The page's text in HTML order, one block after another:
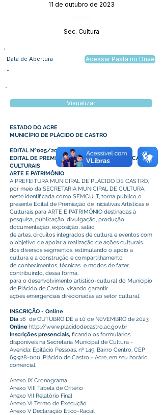
11 de outubro de 2023
Sec. Cultura
Data de Abertura
-
Acessar Pasta no Drive
Visualizar
ESTADO DO ACRE
MUNICÍPIO DE PLÁCIDO DE CASTRO
EDITAL Nº005/2023
EDITAL DE PREMIAÇÃO – INICIATIVAS ARTÍSTICAS E
CULTURAIS
ARTE E PATRIMÔNIO
A PREFEITURA MUNICIPAL DE PLÁCIDO DE CASTRO,
por meio da SECRETARIA MUNICIPAL DE CULTURA,
neste identificada como SEMCULT, torna público o
presente Edital de Premiação de Iniciativas Artísticas e
Culturais para ARTE E PATRIMÔNIO destinadas à
pesquisa, publicação, divulgação, produção,
documentação, exposição, salão
de artes, circuitos integrados de cultura e eventos com
o objetivo de apoiar a realização de ações culturais
dos diversos segmentos, estimulando o apoio a
cultura e a construção e compartilhamento
de conhecimentos, técnicas e modos de fazer,
contribuindo, dessa forma,
para o desenvolvimento artístico-cultural do Município
de Plácido de Castro, visando garantir
ações emergenciais direcionadas ao setor cultural.
INSCRIÇÃO - Online
Dia 16 de OUTUBRO DE à 10 de N0VEMBRO de 2023
Online http://www.placidodecastro.ac.gov.br
Inscrições presenciais, ficando os formulários
disponíveis na Secretaria Municipal de Cultura -
Avenida: Epitácio Pessoas, nº 149, Bairro Centro, CEP
69.928-000, Plácido de Castro - Acre, em seu horário
comercial.
Anexo IX Cronograma
Anexo VIII Tabela de Critério
Anexo VII Relatório Final
Anexo VI Termo de Execução
Anexo V Declaração Ético-Racial